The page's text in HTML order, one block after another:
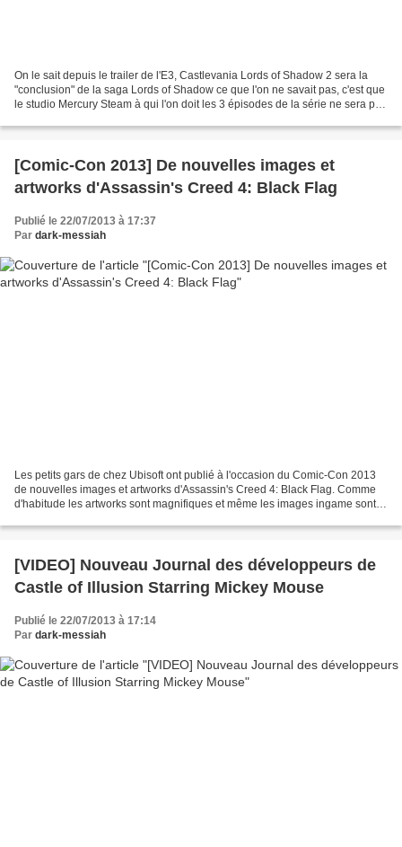
On le sait depuis le trailer de l'E3, Castlevania Lords of Shadow 2 sera la
"conclusion" de la saga Lords of Shadow ce que l'on ne savait pas, c'est que
le studio Mercury Steam à qui l'on doit les 3 épisodes de la série ne sera pas
[Comic-Con 2013] De nouvelles images et
artworks d'Assassin's Creed 4: Black Flag
Publié le 22/07/2013 à 17:37
Par dark-messiah
Les petits gars de chez Ubisoft ont publié à l'occasion du Comic-Con 2013
de nouvelles images et artworks d'Assassin's Creed 4: Black Flag. Comme
d'habitude les artworks sont magnifiques et même les images ingame sont
[VIDEO] Nouveau Journal des développeurs de
Castle of Illusion Starring Mickey Mouse
Publié le 22/07/2013 à 17:14
Par dark-messiah